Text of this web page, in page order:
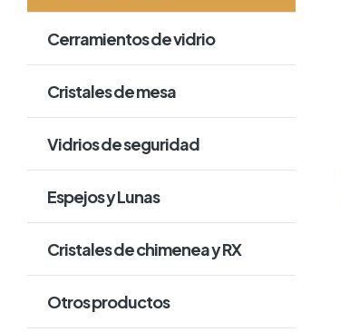
Cerramientos de vidrio
Cristales de mesa
Vidrios de seguridad
Espejos y Lunas
Cristales de chimenea y RX
Otros productos